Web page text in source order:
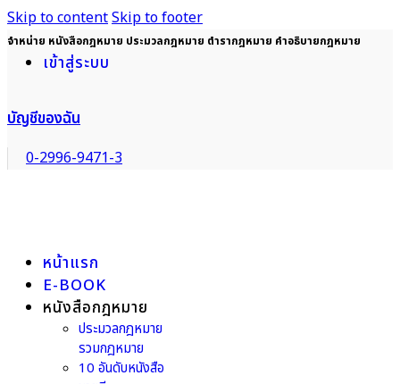
Skip to contentSkip to footer
จำหน่าย หนังสือกฎหมาย ประมวลกฎหมาย ตำรากฎหมาย คำอธิบายกฎหมาย
เข้าสู่ระบบ
บัญชีของฉัน
0-2996-9471-3
หน้าแรก
E-BOOK
หนังสือกฎหมาย
ประมวลกฎหมาย
รวมกฎหมาย
10 อันดับหนังสือ